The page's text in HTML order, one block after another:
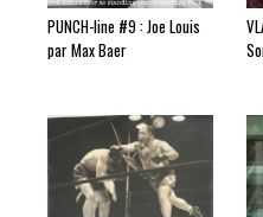
PUNCH-line #9 : Joe Louis
par Max Baer